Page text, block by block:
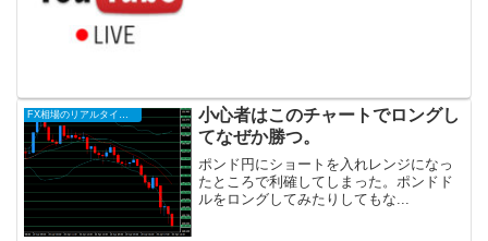
FX相場のリアルタイム情報
小心者はこのチャートでロングし
てなぜか勝つ。
ポンド円にショートを入れレンジになっ
たところで利確してしまった。ポンドド
ルをロングしてみたりしてもな...